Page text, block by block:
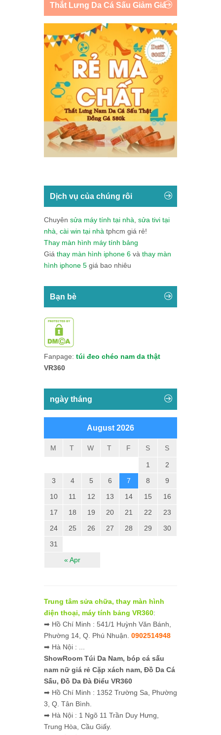
Thắt Lưng Da Cá Sấu Giảm Giá
Dịch vụ của chúng rôi
Chuyên sửa máy tính tại nhà sửa tivi tại
nhà cài win tại nhà tphcm giá rẻ!
Thay màn hình máy tính bảng
Giá thay màn hình iphone 6 và thay màn
hình iphone 5 giá bao nhiêu
Bạn bè
Fanpage: túi đeo chéo nam da thật
VR360
ngày tháng
August 2026
M T W T F S S
« Apr
1
2
3
4 5 6 7 8
9
10
11 12 13 14 15
16
17
18 19 20 21 22
23
24
25 26 27 28 29
30
31
Trung tâm sửa chữa, thay màn hình
điện thoại, máy tính bảng VR360:
➡ Hồ Chí Minh : 541/1 Huỳnh Văn Bánh,
Phường 14, Q. Phú Nhuận. 0902514948
➡ Hà Nội : ...
ShowRoom Túi Da Nam, bóp cá sấu
nam nữ giá rẻ Cặp xách nam, Đồ Da Cá
Sấu, Đồ Da Đà Điểu VR360
➡ Hồ Chí Minh : 1352 Trường Sa, Phường
3, Q. Tân Bình.
➡ Hà Nội : 1 Ngõ 11 Trần Duy Hưng,
Trung Hòa, Cầu Giấy.